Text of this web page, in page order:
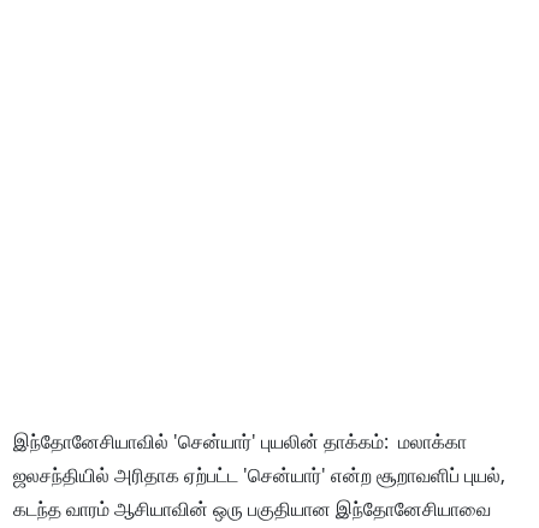
இந்தோனேசியாவில் 'சென்யார்' புயலின் தாக்கம்: மலாக்கா
ஜலசந்தியில் அரிதாக ஏற்பட்ட 'சென்யார்' என்ற சூறாவளிப் புயல்,
கடந்த வாரம் ஆசியாவின் ஒரு பகுதியான இந்தோனேசியாவை